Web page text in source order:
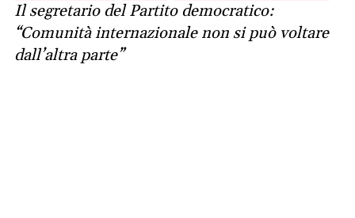
Il segretario del Partito democratico:
“Comunità internazionale non si può voltare
dall’altra parte”